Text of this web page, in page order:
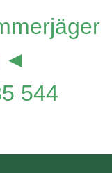
◄
544